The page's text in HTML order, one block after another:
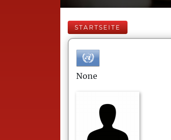
STARTSEITE
None